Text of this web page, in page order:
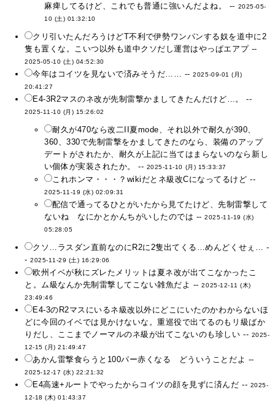
麻痺してるけど、これでも普通に強いんだよね。 -- 2025-05-
10 (土) 01:32:10
クリ引いたんだろうけどT不利で伊勢ワンパンする奴を道中に2
隻も置くな。こいつ以外も道中クソだし運営はやっぱエアプ --
2025-05-10 (土) 04:52:30
今年はコイツを見ないで済みそうだ…… --2025-09-01 (月)
20:41:27
E4-3R2マスのネ改が先制雷撃かましてきたんだけど…。 --
2025-11-10 (月) 15:26:02
耐久が470なら改二II夏mode、それ以外で耐久が390、
360、330で先制雷撃をかましてきたのなら、装備のアップ
デートがされたか、耐久が上記に当てはまらないのなら新し
い個体が実装されたか。 -- 2025-11-10 (月) 15:33:37
これホンマ・・・？wikiだとネ級改Cになってるけど --
2025-11-19 (水) 02:09:31
配信で通ってるひとがいたから見てたけど、先制雷撃して
ないね なにかとかんちがいしたのでは --2025-11-19 (水)
05:28:05
クソ…ラスダン直前なのにR2に2隻出てくる…めんどくせぇ… -
-2025-11-29 (土) 16:29:06
欧州イベが秋にズレたメリットは夏ネ改が出てこなかったこ
と。ム級なんか先制雷撃してこない雑魚だよ --2025-12-11 (木)
23:49:46
E4-3のR2マスにいるネ級改以外にどこにいたのかわからないほ
どに今回のイベでは見かけないな。重巡役で出てるのもリ級ばか
りだし、ここまでノーマルのネ級が出てこないのも珍しい -- 2025-
12-15 (月) 21:49:47
あかん雷撃食らうと100パー赤くなる どういうことだよ --
2025-12-17 (水) 22:21:32
E4高速+ルートでやったからコイツの顔を見ずに済んだ -- 2025-
12-18 (木) 01:43:37